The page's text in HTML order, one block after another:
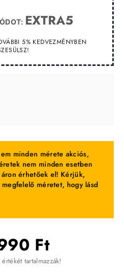
EXTRA5
5% KEDVEZMÉNYBEN
Ft
tartalmazzák!
minden mérete akciós,
nem minden esetben
érhetőek el! Kérjük,
méretet, hogy lásd